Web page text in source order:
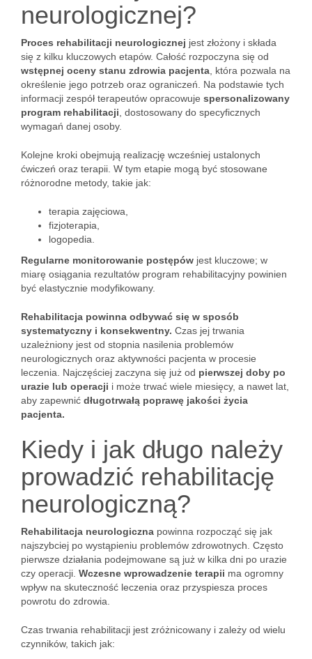
neurologicznej?
Proces rehabilitacji neurologicznej jest złożony i składa
się z kilku kluczowych etapów. Całość rozpoczyna się od
wstępnej oceny stanu zdrowia pacjenta , która pozwala na
określenie jego potrzeb oraz ograniczeń. Na podstawie tych
informacji zespół terapeutów opracowuje spersonalizowany
program rehabilitacji , dostosowany do specyficznych
wymagań danej osoby.
Kolejne kroki obejmują realizację wcześniej ustalonych
ćwiczeń oraz terapii. W tym etapie mogą być stosowane
różnorodne metody, takie jak:
terapia zajęciowa,
fizjoterapia,
logopedia.
Regularne monitorowanie postępów jest kluczowe; w
miarę osiągania rezultatów program rehabilitacyjny powinien
być elastycznie modyfikowany.
Rehabilitacja powinna odbywać się w sposób
systematyczny i konsekwentny. Czas jej trwania
uzależniony jest od stopnia nasilenia problemów
neurologicznych oraz aktywności pacjenta w procesie
leczenia. Najczęściej zaczyna się już od pierwszej doby po
urazie lub operacji i może trwać wiele miesięcy, a nawet lat,
aby zapewnić długotrwałą poprawę jakości życia
pacjenta.
Kiedy i jak długo należy
prowadzić rehabilitację
neurologiczną?
Rehabilitacja neurologiczna powinna rozpocząć się jak
najszybciej po wystąpieniu problemów zdrowotnych. Często
pierwsze działania podejmowane są już w kilka dni po urazie
czy operacji. Wczesne wprowadzenie terapii ma ogromny
wpływ na skuteczność leczenia oraz przyspiesza proces
powrotu do zdrowia.
Czas trwania rehabilitacji jest zróżnicowany i zależy od wielu
czynników, takich jak: